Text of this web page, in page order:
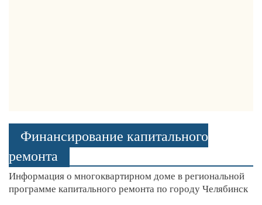
Финансирование капитального
ремонта
Информация о многоквартирном доме в региональной
программе капитального ремонта по городу Челябинск